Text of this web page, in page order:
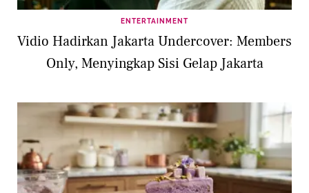
ENTERTAINMENT
Vidio Hadirkan Jakarta Undercover: Members
Only, Menyingkap Sisi Gelap Jakarta